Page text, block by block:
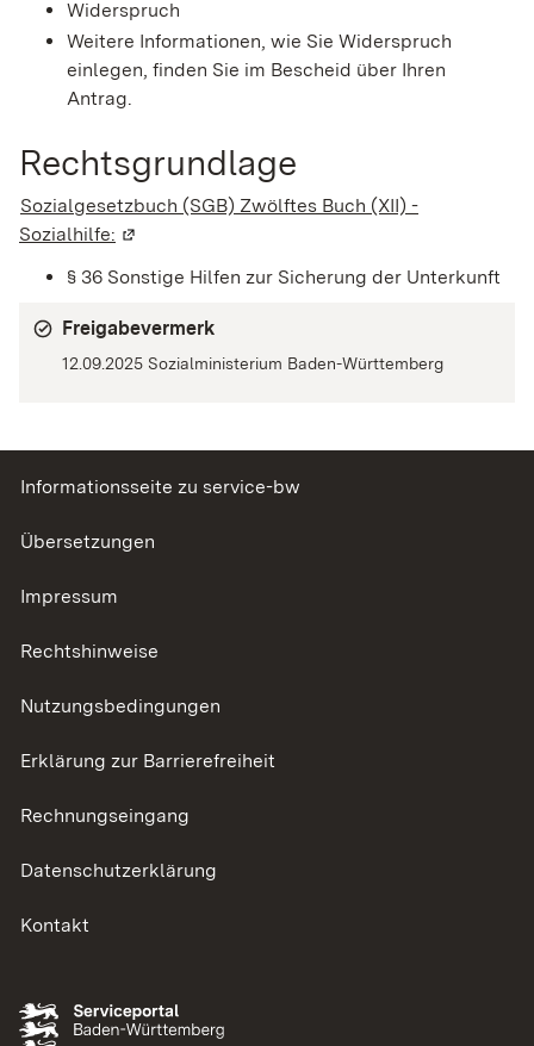
Widerspruch
Weitere Informationen, wie Sie Widerspruch
einlegen, finden Sie im Bescheid über Ihren
Antrag.
Rechtsgrundlage
Sozialgesetzbuch (SGB) Zwölftes Buch (XII) -
Sozialhilfe: (Wird in einem neuen Fenster geöffnet)
§ 36 Sonstige Hilfen zur Sicherung der Unterkunft
Freigabevermerk
12.09.2025 Sozialministerium Baden-Württemberg
Informationsseite zu service-bw
Übersetzungen
Impressum
Rechtshinweise
Nutzungsbedingungen
Erklärung zur Barrierefreiheit
Rechnungseingang
Datenschutzerklärung
Kontakt